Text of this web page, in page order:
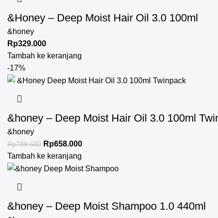
&Honey – Deep Moist Hair Oil 3.0 100ml
&honey
Rp329.000
Tambah ke keranjang
-17%
&honey – Deep Moist Hair Oil 3.0 100ml
&honey
Rp789.600 Rp658.000
Tambah ke keranjang
&honey – Deep Moist Shampoo 1.0 440ml